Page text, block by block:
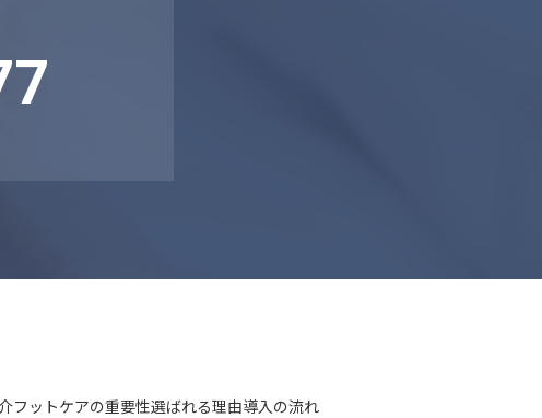
フットケアの重要性選ばれる理由導入の流れ